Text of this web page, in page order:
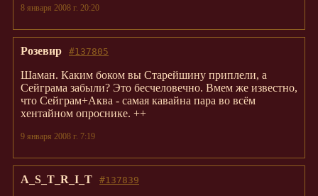
8 января 2008 г. 20:20
#137805
Розевир
Шаман. Каким боком вы Старейшину приплели, а
Сейграма забыли? Это бесчеловечно. Вмем же известно,
что Сейграм+Аква - самая кавайна пара во всём
хентайном опроснике. ++
9 января 2008 г. 7:19
#137839
A_S_T_R_I_T